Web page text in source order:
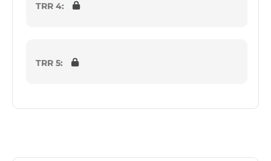
TRR 4:
TRR 5: